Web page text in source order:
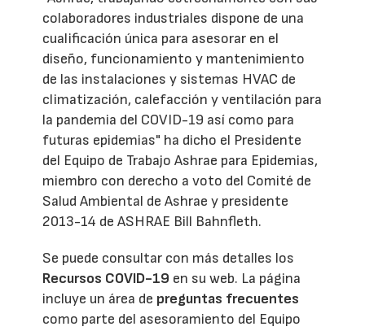
colaboradores industriales dispone de una
cualificación única para asesorar en el
diseño, funcionamiento y mantenimiento
de las instalaciones y sistemas HVAC de
climatización, calefacción y ventilación para
la pandemia del COVID-19 así como para
futuras epidemias" ha dicho el Presidente
del Equipo de Trabajo Ashrae para Epidemias,
miembro con derecho a voto del Comité de
Salud Ambiental de Ashrae y presidente
2013-14 de ASHRAE Bill Bahnfleth.
Se puede consultar con más detalles los
Recursos COVID-19 en su web. La página
incluye un área de preguntas frecuentes
como parte del asesoramiento del Equipo